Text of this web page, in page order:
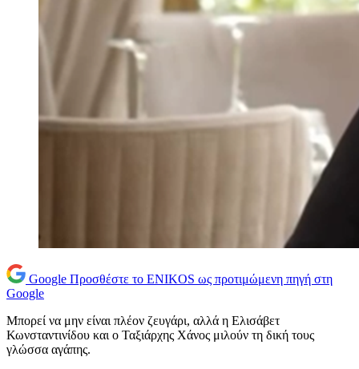
Google Προσθέστε το ENIKOS ως προτιμώμενη πηγή στη
Google
Μπορεί να μην είναι πλέον ζευγάρι, αλλά η Ελισάβετ
Κωνσταντινίδου και ο Ταξιάρχης Χάνος μιλούν τη δική τους
γλώσσα αγάπης.